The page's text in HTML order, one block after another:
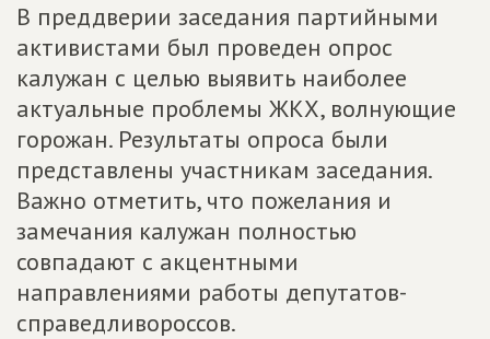
В преддверии заседания партийными
активистами был проведен опрос
калужан с целью выявить наиболее
актуальные проблемы ЖКХ, волнующие
горожан. Результаты опроса были
представлены участникам заседания.
Важно отметить, что пожелания и
замечания калужан полностью
совпадают с акцентными
направлениями работы депутатов-
справедливороссов.